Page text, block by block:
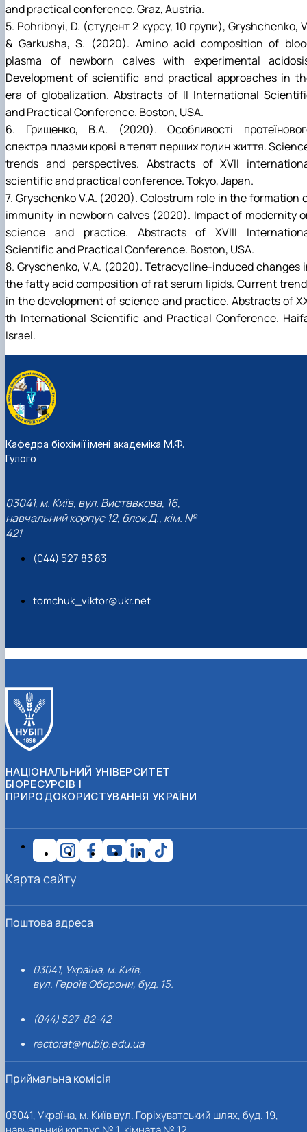
and practical conference. Graz, Austria.
5. Pohribnyi, D. (студент 2 курсу, 10 групи), Gryshchenko,
& Garkusha, S. (2020). Amino acid composition of
plasma of newborn calves with experimental
Development of scientific and practical approaches in
era of globalization. Abstracts of II International
and Practical Conference. Boston, USA.
6. Грищенко, В.А. (2020). Особливості
спектра плазми крові в телят перших годин життя.
trends and perspectives. Abstracts of XVII
scientific and practical conference. Tokyo, Japan.
7. Gryschenko V.A. (2020). Сolostrum role in the formation
immunity in newborn calves (2020). Impact of modernity
science and practice. Abstracts of XVIII
Scientific and Practical Conference. Boston, USA.
8. Gryschenkо, V.A. (2020). Tetracycline-induced changes
the fatty acid composition of rat serum lipids. Current
in the development of science and practice. Abstracts of
th International Scientific and Practical Conference.
Israel.
Кафедра біохімії імені академіка М.Ф.
Гулого
03041, м. Київ, вул. Виставкова, 16,
навчальний корпус 12, блок Д., кім. №
421
(044) 527 83 83
tomchuk_viktor@ukr.net
НАЦІОНАЛЬНИЙ УНІВЕРСИТЕТ
БІОРЕСУРСІВ І
ПРИРОДОКОРИСТУВАННЯ УКРАЇНИ
Поштова адреса
03041, Україна, м. Київ,
вул. Героїв Оборони, буд. 15.
(044) 527-82-42
rectorat@nubip.edu.ua
Приймальна комісія
03041, Україна, м. Київ вул. Горіхуватський шлях, буд. 19,
Карта сайту